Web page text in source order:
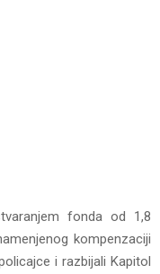
fonda od 1,8
kompenzaciji
i razbijali Kapitol